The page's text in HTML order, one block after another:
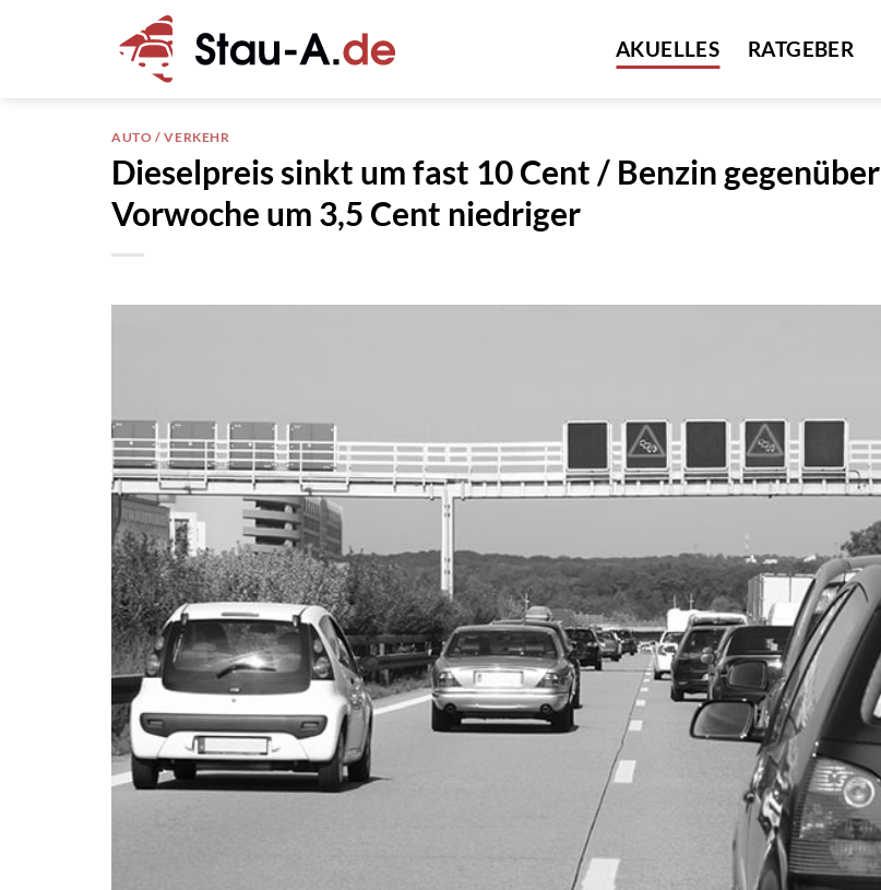
AKUELLES RATGEBER
AUTO / VERKEHR
Dieselpreis sinkt um fast 10 Cent / Benzin gegenüber
Vorwoche um 3,5 Cent niedriger